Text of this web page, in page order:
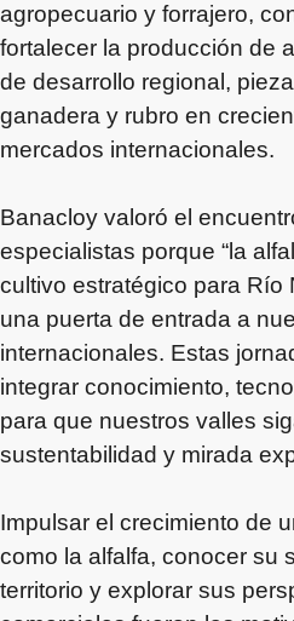
agropecuario y forrajero,
fortalecer la producción de
de desarrollo regional,
ganadera y rubro en
mercados internacionales.
Banacloy valoró el
especialistas porque “la
cultivo estratégico para Río
una puerta de entrada a
internacionales. Estas
integrar conocimiento,
para que nuestros valles
sustentabilidad y mirada
Impulsar el crecimiento de
como la alfalfa, conocer su
territorio y explorar sus